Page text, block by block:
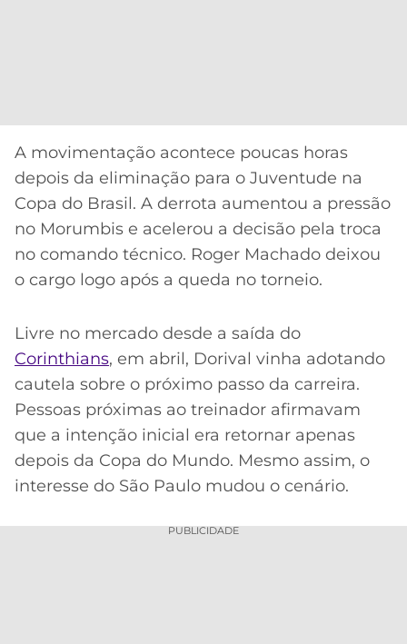
A movimentação acontece poucas horas
depois da eliminação para o Juventude na
Copa do Brasil. A derrota aumentou a pressão
no Morumbis e acelerou a decisão pela troca
no comando técnico. Roger Machado deixou
o cargo logo após a queda no torneio.
Livre no mercado desde a saída do
Corinthians, em abril, Dorival vinha adotando
cautela sobre o próximo passo da carreira.
Pessoas próximas ao treinador afirmavam
que a intenção inicial era retornar apenas
depois da Copa do Mundo. Mesmo assim, o
interesse do São Paulo mudou o cenário.
PUBLICIDADE